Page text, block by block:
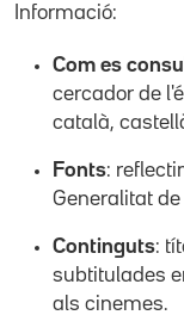
Informació:
Com es
cercador de
català,
Fonts:
Generalitat
Continguts:
subtitulades
als cinemes.